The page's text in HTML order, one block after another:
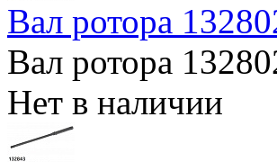
Вал ротора
Вал ротора
Нет в наличии